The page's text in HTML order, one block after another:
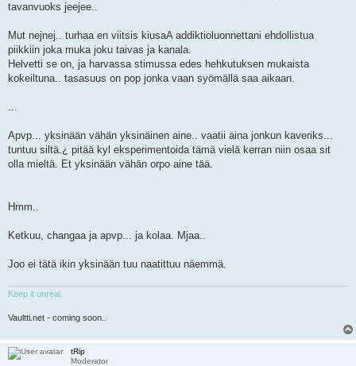
tavanvuoks jeejee..
Mut nejnej.. turhaa en viitsis kiusaA addiktioluonnettani ehdollistua
piikkiin joka muka joku taivas ja kanala.
Helvetti se on, ja harvassa stimussa edes hehkutuksen mukaista
kokeiltuna.. tasasuus on pop jonka vaan syömällä saa aikaan.
...
Apvp... yksinään vähän yksinäinen aine.. vaatii aina jonkun kaveriks...
tuntuu siltä.¿ pitää kyl eksperimentoida tämä vielä kerran niin osaa sit
olla mieltä. Et yksinään vähän orpo aine tää.
Hmm..
Ketkuu, changaa ja apvp... ja kolaa. Mjaa..
Joo ei tätä ikin yksinään tuu naatittuu näemmä.
Keep it unreal.
Vaultti.net - coming soon..
tRip
Moderator